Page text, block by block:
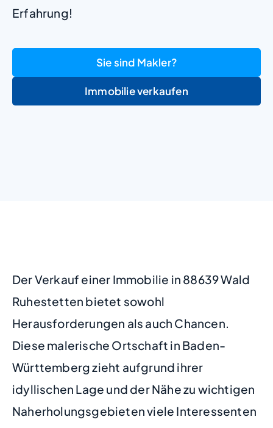
Erfahrung!
Sie sind Makler?
Immobilie verkaufen
Der Verkauf einer Immobilie in 88639 Wald
Ruhestetten bietet sowohl
Herausforderungen als auch Chancen.
Diese malerische Ortschaft in Baden-
Württemberg zieht aufgrund ihrer
idyllischen Lage und der Nähe zu wichtigen
Naherholungsgebieten viele Interessenten